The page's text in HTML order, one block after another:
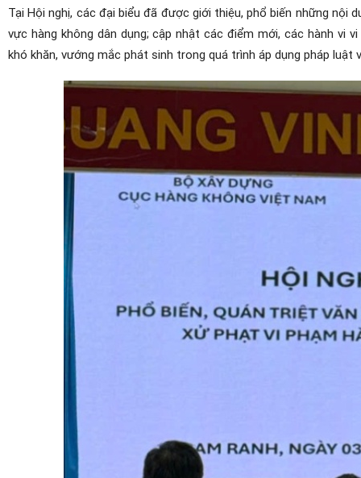
Tại Hội nghị, các đại biểu đã được giới thiệu, phổ biến những nội
vực hàng không dân dụng; cập nhật các điểm mới, các hành vi
khó khăn, vướng mắc phát sinh trong quá trình áp dụng pháp